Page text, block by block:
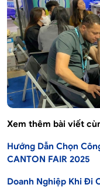
Xem thêm bài viết
Hướng Dẫn Chọn
CANTON FAIR 2025
Doanh Nghiệp Khi Đi